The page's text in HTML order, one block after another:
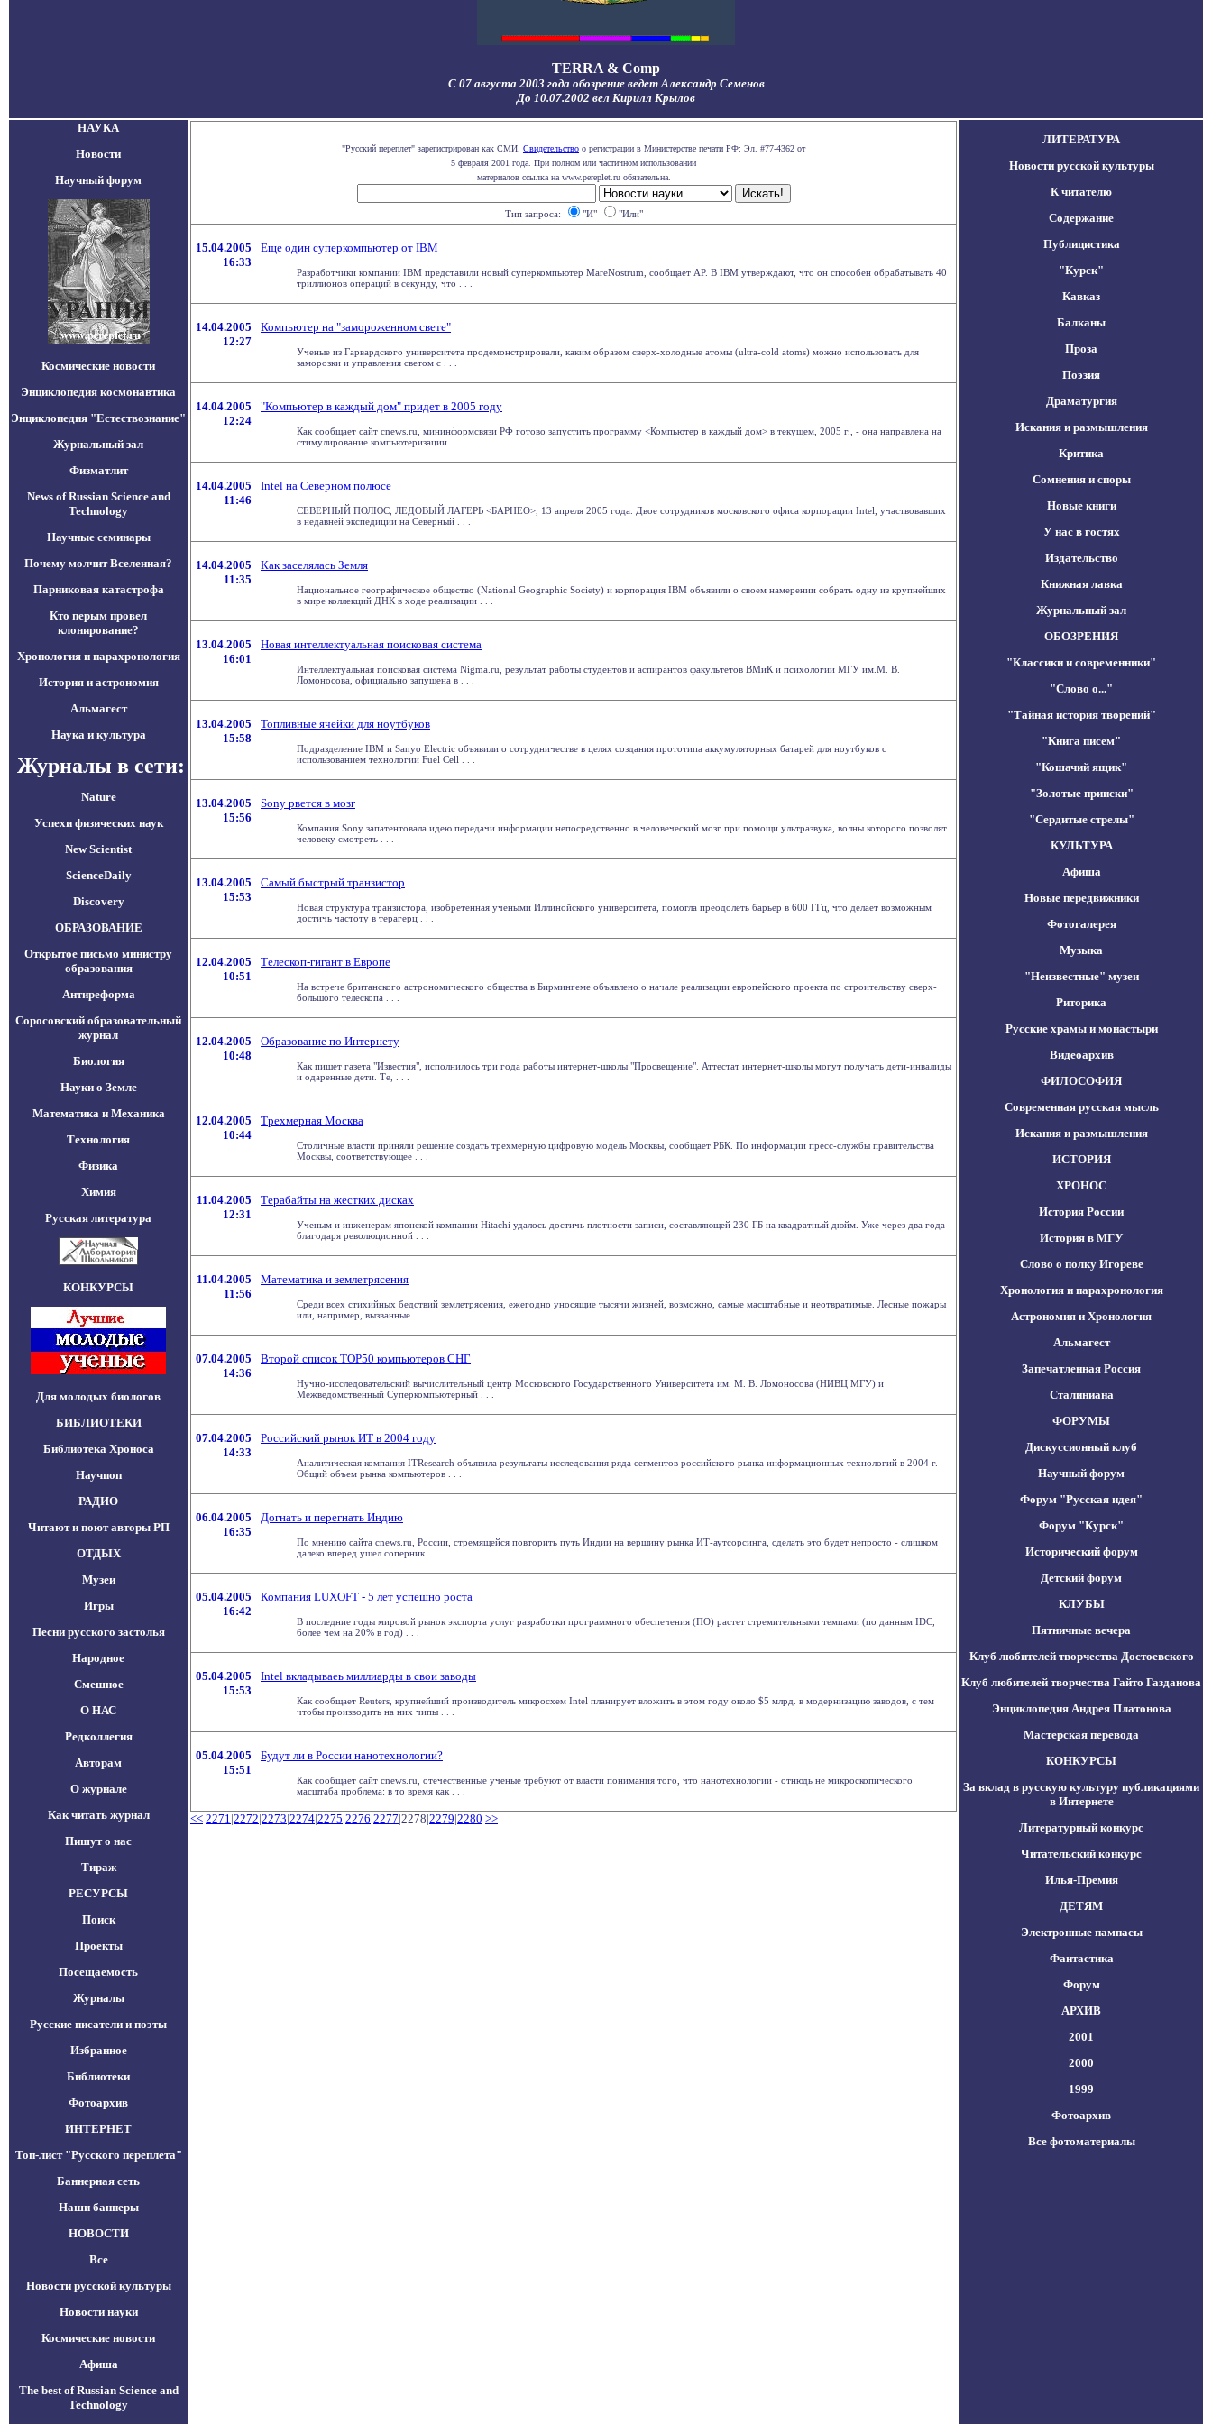
TERRA & Comp
С 07 августа 2003 года обозрение ведет Александр Семенов
До 10.07.2002 вел Кирилл Крылов
НАУКА
Новости
Научный форум
Космические новости
Энциклопедия космонавтика
Энциклопедия "Естествознание"
Журнальный зал
Физматлит
News of Russian Science and
Technology
Научные семинары
Почему молчит Вселенная?
Парниковая катастрофа
Кто перым провел
клонирование?
Хронология и парахронология
История и астрономия
Альмагест
Наука и культура
Журналы в сети:
Nature
Успехи физических наук
New Scientist
ScienceDaily
Discovery
ОБРАЗОВАНИЕ
Открытое письмо министру
образования
Антиреформа
Соросовский образовательный
журнал
Биология
Науки о Земле
Математика и Механика
Технология
Физика
Химия
Русская литература
КОНКУРСЫ
Для молодых биологов
БИБЛИОТЕКИ
Библиотека Хроноса
Научпоп
РАДИО
Читают и поют авторы РП
ОТДЫХ
Музеи
Игры
Песни русского застолья
Народное
Смешное
О НАС
Редколлегия
Авторам
О журнале
Как читать журнал
Пишут о нас
Тираж
РЕСУРСЫ
Поиск
Проекты
Посещаемость
Журналы
Русские писатели и поэты
Избранное
Библиотеки
Фотоархив
ИНТЕРНЕТ
Топ-лист "Русского переплета"
Баннерная сеть
Наши баннеры
НОВОСТИ
Все
Новости русской культуры
Новости науки
Космические новости
Афиша
The best of Russian Science and
Technology
"Русский переплет" зарегистрирован как СМИ. Свидетельство о регистрации в Министерстве печати РФ: Эл. #77-4362 от
5 февраля 2001 года. При полном или частичном использовании
материалов ссылка на www.pereplet.ru обязательна.
Тип запроса: "И" "Или"
15.04.2005
16:33
Еще один суперкомпьютер от IBM
Разработчики компании IBM представили новый суперкомпьютер MareNostrum, сообщает AP. В IBM утверждают, что он способен обрабатывать 40
триллионов операций в секунду, что . . .
14.04.2005
12:27
Компьютер на "замороженном свете"
Ученые из Гарвардского университета продемонстрировали, каким образом сверх-холодные атомы (ultra-cold atoms) можно использовать для
заморозки и управления светом с . . .
14.04.2005
12:24
"Компьютер в каждый дом" придет в 2005 году
Как сообщает сайт cnews.ru, мининформсвязи РФ готово запустить программу <Компьютер в каждый дом> в текущем, 2005 г., - она направлена на
стимулирование компьютеризации . . .
14.04.2005
11:46
Intel на Северном полюсе
СЕВЕРНЫЙ ПОЛЮС, ЛЕДОВЫЙ ЛАГЕРЬ <БАРНЕО>, 13 апреля 2005 года. Двое сотрудников московского офиса корпорации Intel, участвовавших
в недавней экспедиции на Северный . . .
14.04.2005
11:35
Как заселялась Земля
Национальное географическое общество (National Geographic Society) и корпорация IBM объявили о своем намерении собрать одну из крупнейших
в мире коллекций ДНК в ходе реализации . . .
13.04.2005
16:01
Новая интеллектуальная поисковая система
Интеллектуальная поисковая система Nigma.ru, результат работы студентов и аспирантов факультетов ВМиК и психологии МГУ им.М. В.
Ломоносова, официально запущена в . . .
13.04.2005
15:58
Топливные ячейки для ноутбуков
Подразделение IBM и Sanyo Electric объявили о сотрудничестве в целях создания прототипа аккумуляторных батарей для ноутбуков с
использованием технологии Fuel Cell . . .
13.04.2005
15:56
Sony рвется в мозг
Компания Sony запатентовала идею передачи информации непосредственно в человеческий мозг при помощи ультразвука, волны которого позволят
человеку смотреть . . .
13.04.2005
15:53
Самый быстрый транзистор
Новая структура транзистора, изобретенная учеными Иллинойского университета, помогла преодолеть барьер в 600 ГГц, что делает возможным
достичь частоту в терагерц . . .
12.04.2005
10:51
Телескоп-гигант в Европе
На встрече британского астрономического общества в Бирмингеме объявлено о начале реализации европейского проекта по строительству сверх-
большого телескопа . . .
12.04.2005
10:48
Образование по Интернету
Как пишет газета "Известия", исполнилось три года работы интернет-школы "Просвещение". Аттестат интернет-школы могут получать дети-инвалиды
и одаренные дети. Те, . . .
12.04.2005
10:44
Трехмерная Москва
Столичные власти приняли решение создать трехмерную цифровую модель Москвы, сообщает РБК. По информации пресс-службы правительства
Москвы, соответствующее . . .
11.04.2005
12:31
Терабайты на жестких дисках
Ученым и инженерам японской компании Hitachi удалось достичь плотности записи, составляющей 230 ГБ на квадратный дюйм. Уже через два года
благодаря революционной . . .
11.04.2005
11:56
Математика и землетрясения
Среди всех стихийных бедствий землетрясения, ежегодно уносящие тысячи жизней, возможно, самые масштабные и неотвратимые. Лесные пожары
или, например, вызванные . . .
07.04.2005
14:36
Второй список ТОР50 компьютеров СНГ
Нучно-исследовательский вычислительный центр Московского Государственного Университета им. М. В. Ломоносова (НИВЦ МГУ) и
Межведомственный Суперкомпьютерный . . .
07.04.2005
14:33
Российский рынок ИТ в 2004 году
Аналитическая компания ITResearch объявила результаты исследования ряда сегментов российского рынка информационных технологий в 2004 г.
Общий объем рынка компьютеров . . .
06.04.2005
16:35
Догнать и перегнать Индию
По мнению сайта cnews.ru, России, стремящейся повторить путь Индии на вершину рынка ИТ-аутсорсинга, сделать это будет непросто - слишком
далеко вперед ушел соперник . . .
05.04.2005
16:42
Компания LUXOFT - 5 лет успешно роста
В последние годы мировой рынок экспорта услуг разработки программного обеспечения (ПО) растет стремительными темпами (по данным IDC,
более чем на 20% в год) . . .
05.04.2005
15:53
Intel вкладываеь миллиарды в свои заводы
Как сообщает Reuters, крупнейший производитель микросхем Intel планирует вложить в этом году около $5 млрд. в модернизацию заводов, с тем
чтобы производить на них чипы . . .
05.04.2005
15:51
Будут ли в России нанотехнологии?
Как сообщает сайт cnews.ru, отечественные ученые требуют от власти понимания того, что нанотехнологии - отнюдь не микроскопического
масштаба проблема: в то время как . . .
<< 2271|2272|2273|2274|2275|2276|2277|2278|2279|2280 >>
ЛИТЕРАТУРА
Новости русской культуры
К читателю
Содержание
Публицистика
"Курск"
Кавказ
Балканы
Проза
Поэзия
Драматургия
Искания и размышления
Критика
Сомнения и споры
Новые книги
У нас в гостях
Издательство
Книжная лавка
Журнальный зал
ОБОЗРЕНИЯ
"Классики и современники"
"Слово о..."
"Тайная история творений"
"Книга писем"
"Кошачий ящик"
"Золотые прииски"
"Сердитые стрелы"
КУЛЬТУРА
Афиша
Новые передвижники
Фотогалерея
Музыка
"Неизвестные" музеи
Риторика
Русские храмы и монастыри
Видеоархив
ФИЛОСОФИЯ
Современная русская мысль
Искания и размышления
ИСТОРИЯ
ХРОНОС
История России
История в МГУ
Слово о полку Игореве
Хронология и парахронология
Астрономия и Хронология
Альмагест
Запечатленная Россия
Сталиниана
ФОРУМЫ
Дискуссионный клуб
Научный форум
Форум "Русская идея"
Форум "Курск"
Исторический форум
Детский форум
КЛУБЫ
Пятничные вечера
Клуб любителей творчества Достоевского
Клуб любителей творчества Гайто Газданова
Энциклопедия Андрея Платонова
Мастерская перевода
КОНКУРСЫ
За вклад в русскую культуру публикациями
в Интернете
Литературный конкурс
Читательский конкурс
Илья-Премия
ДЕТЯМ
Электронные пампасы
Фантастика
Форум
АРХИВ
2001
2000
1999
Фотоархив
Все фотоматериалы